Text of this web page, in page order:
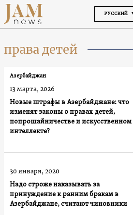
РУССКИЙ
права детей
Новые штрафы в Азербайджане: что
изменят законы о правах детей,
попрошайничестве и искусственном
интеллекте?
Азербайджан
13 марта, 2026
Надо строже наказывать за
принуждение к ранним бракам в
Азербайджане, считают чиновники
30 января, 2020